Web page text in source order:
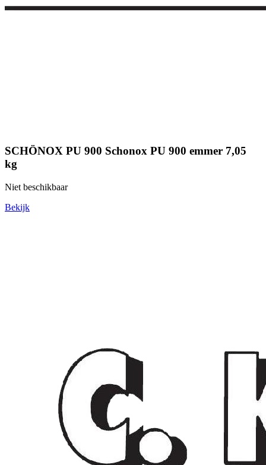
SCHÖNOX PU 900 Schonox PU 900 emmer 7,05
kg
Niet beschikbaar
Bekijk